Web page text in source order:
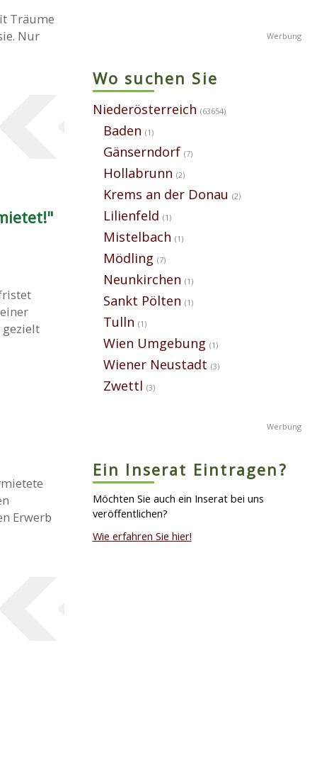
Träume
Nur
gezielt
Erwerb
Wo suchen Sie
Niederösterreich (63654)
Baden (1)
Gänserndorf (7)
Hollabrunn (2)
Krems an der Donau (2)
Lilienfeld (1)
Mistelbach (1)
Mödling (7)
Neunkirchen (1)
Sankt Pölten (1)
Tulln (1)
Wien Umgebung (1)
Wiener Neustadt (3)
Zwettl (3)
Ein Inserat Eintragen?
Möchten Sie auch ein Inserat bei uns
veröffentlichen?
Wie erfahren Sie hier!